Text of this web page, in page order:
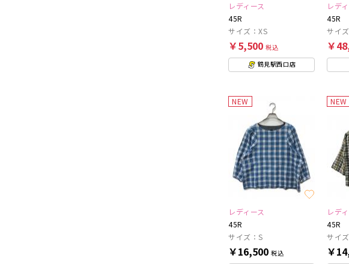
レディース
45R
サイズ：XS
￥5,500 税込
鶴見駅西口店
レデ
45R
サイ
￥
NEW
レディース
45R
サイズ：S
￥16,500 税込
NEW
レデ
45R
サイ
￥